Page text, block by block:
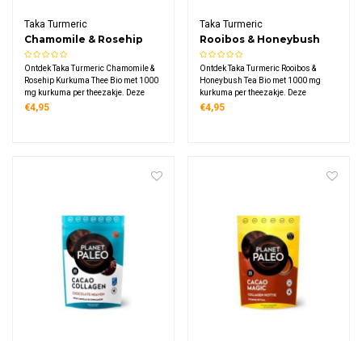
Taka Turmeric
Chamomile & Rosehip
Kurkuma Thee Bio
Ontdek Taka Turmeric Chamomile &
Rosehip Kurkuma Thee Bio met 1000
mg kurkuma per theezakje. Deze
cafeïnevrije biologische thee
€4,95
Taka Turmeric
Rooibos & Honeybush
Tea Bio
Ontdek Taka Turmeric Rooibos &
Honeybush Tea Bio met 1000 mg
kurkuma per theezakje. Deze
cafeïnevrije biologische thee
€4,95